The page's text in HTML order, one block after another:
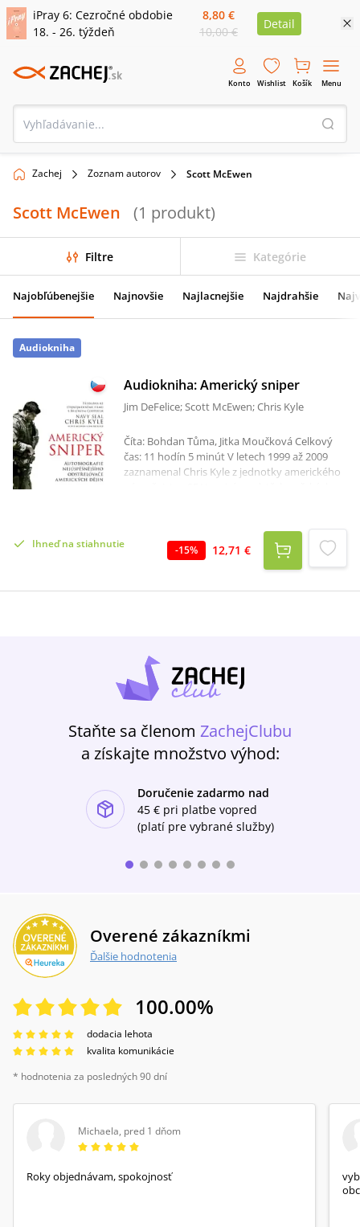
iPray 6: Cezročné obdobie
18. - 26. týždeň
8,80 €
10,00 €
Detail
Konto Wishlist Košík Menu
Zachej Zoznam autorov Scott McEwen
Scott McEwen (1 produkt)
Filtre Kategórie
Najobľúbenejšie Najnovšie Najlacnejšie Najdrahšie
Audiokniha
Audiokniha: Americký sniper
Jim DeFelice; Scott McEwen; Chris Kyle
Číta: Bohdan Tůma, Jitka Moučková Celkový
čas: 11 hodín 5 minút V letech 1999 až 2009
zaznamenal Chris Kyle z jednotky amerického
autobiografická kniha líčí strhujícím způsobem
bojové zážitky, které Kyle na jednotlivých
misích prožil a představuje jeden z
dob. Přináší osobní zpověď vojáka od jeho
Ihneď na stiahnutie -15% 12,71 €
Staňte sa členom ZachejClubu
a získajte množstvo výhod:
Doručenie zadarmo nad
45 € pri platbe vopred
(platí pre vybrané služby)
Overené zákazníkmi
Ďalšie hodnotenia
100.00%
dodacia lehota
kvalita komunikácie
* hodnotenia za posledných 90 dní
Michaela, pred 1 dňom
Roky objednávam, spokojnosť